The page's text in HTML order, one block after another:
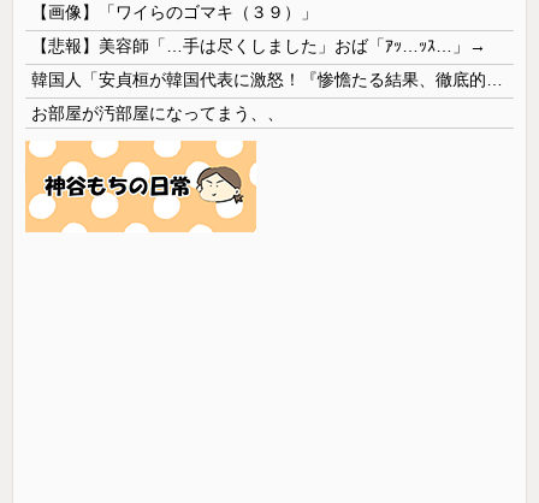
【画像】「ワイらのゴマキ（３９）」
【悲報】美容師「…手は尽くしました」おば「ｱｯ…ｯｽ…」→
お部屋が汚部屋になってまう、、